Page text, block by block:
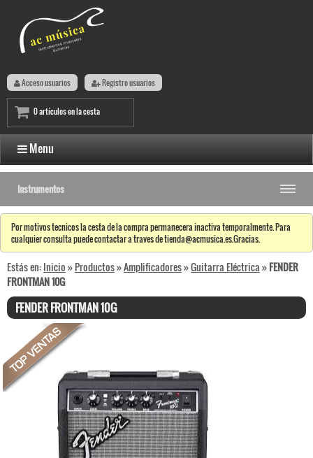
Acceso usuarios Registro usuarios
0 artículos en la cesta
Menu
Instrumentos
Por motivos tecnicos la cesta de la compra permanecera inactiva temporalmente. Para
cualquier consulta puede contactar a traves de tienda@acmusica.es.Gracias.
Estás en:Inicio»Productos»Amplificadores»Guitarra Eléctrica»FENDER
FRONTMAN 10G
FENDER FRONTMAN 10G